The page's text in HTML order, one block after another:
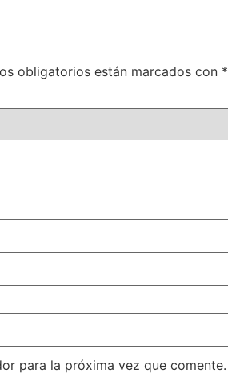
obligatorios están marcados con *
para la próxima vez que comente.